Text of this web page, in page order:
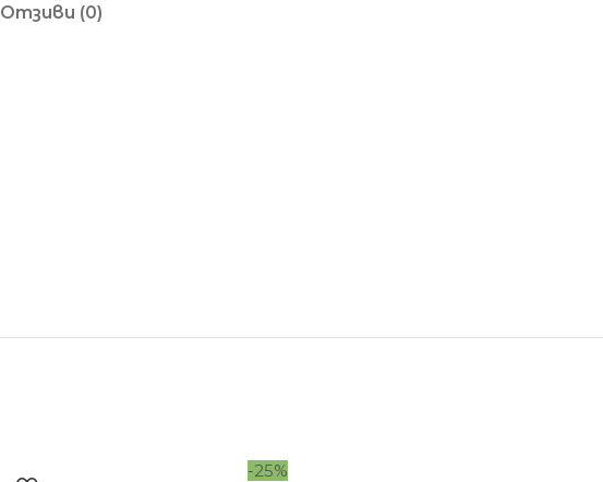
Отзиви (0)
-25%